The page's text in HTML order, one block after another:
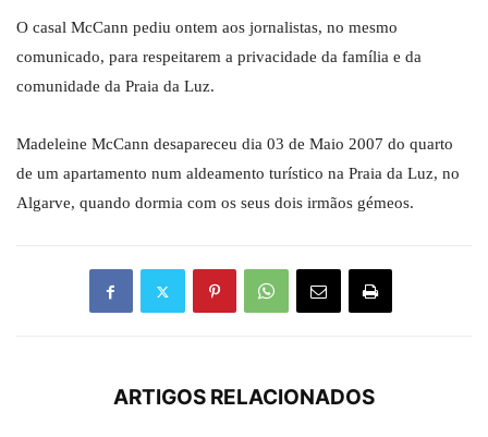
O casal McCann pediu ontem aos jornalistas, no mesmo
comunicado, para respeitarem a privacidade da família e da
comunidade da Praia da Luz.
Madeleine McCann desapareceu dia 03 de Maio 2007 do quarto
de um apartamento num aldeamento turístico na Praia da Luz, no
Algarve, quando dormia com os seus dois irmãos gémeos.
ARTIGOS RELACIONADOS